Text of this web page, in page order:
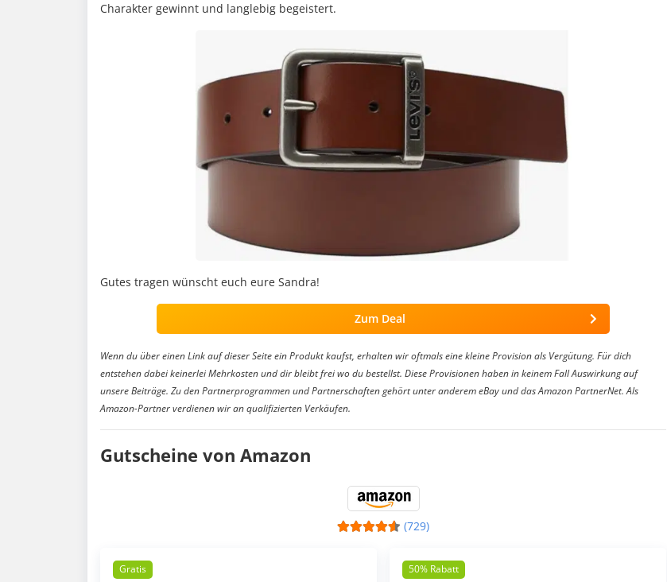
Charakter gewinnt und langlebig begeistert.
Gutes tragen wünscht euch eure Sandra!
Zum Deal
Wenn du über einen Link auf dieser Seite ein Produkt kaufst, erhalten wir oftmals eine kleine Provision als Vergütung. Für dich
entstehen dabei keinerlei Mehrkosten und dir bleibt frei wo du bestellst. Diese Provisionen haben in keinem Fall Auswirkung auf
unsere Beiträge. Zu den Partnerprogrammen und Partnerschaften gehört unter anderem eBay und das Amazon PartnerNet. Als
Amazon-Partner verdienen wir an qualifizierten Verkäufen.
Gutscheine von Amazon
(729)
Gratis 50% Rabatt